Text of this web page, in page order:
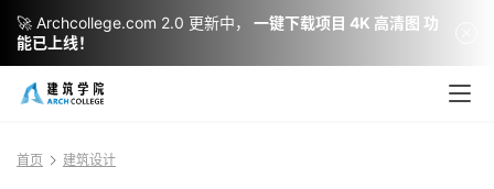
首页 建筑设计
🚀 Archcollege.com 2.0 更新中，
一键下载项目 4K 高清图 功
能已上线！